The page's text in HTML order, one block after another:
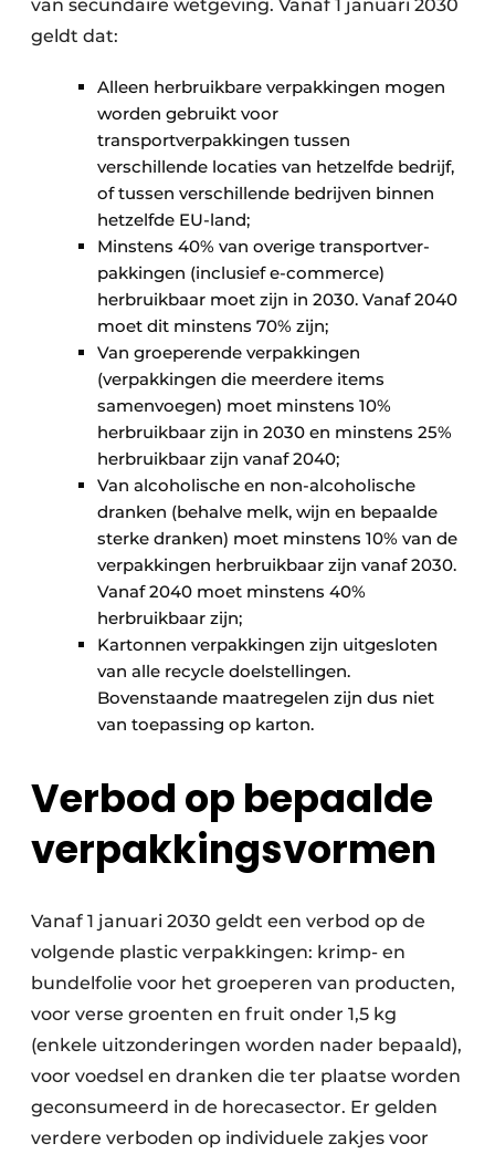
van secundaire wetgeving. Vanaf 1 januari 2030
geldt dat:
Alleen herbruikbare verpakkingen mogen
worden gebruikt voor
transportverpakkingen tussen
verschillende locaties van hetzelfde bedrijf,
of tussen verschillende bedrijven binnen
hetzelfde EU-land;
Minstens 40% van overige transport­ver­
pakkingen (inclusief e-commerce)
herbruik­baar moet zijn in 2030. Vanaf 2040
moet dit minstens 70% zijn;
Van groeperende verpakkingen
(verpakkingen die meerdere items
samenvoegen) moet minstens 10%
herbruikbaar zijn in 2030 en minstens 25%
herbruikbaar zijn vanaf 2040;
Van alcoholische en non-alcoholische
dranken (behalve melk, wijn en bepaalde
sterke dranken) moet minstens 10% van de
verpakkingen herbruikbaar zijn vanaf 2030.
Vanaf 2040 moet minstens 40%
herbruikbaar zijn;
Kartonnen verpakkingen zijn uitgesloten
van alle recycle doelstellingen.
Bovenstaande maat­regelen zijn dus niet
van toepassing op karton.
Verbod op bepaalde
verpakkingsvormen
Vanaf 1 januari 2030 geldt een verbod op de
volgende plastic verpakkingen: krimp- en
bundel­folie voor het groeperen van producten,
voor verse groenten en fruit onder 1,5 kg
(enkele uit­zonderingen worden nader bepaald),
voor voedsel en dranken die ter plaatse worden
geconsu­meerd in de horeca­sector. Er gelden
verdere ver­boden op individuele zakjes voor